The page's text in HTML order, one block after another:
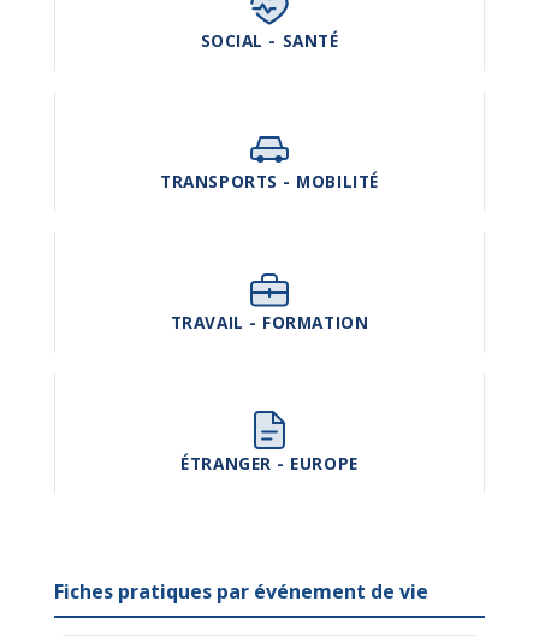
SOCIAL - SANTÉ
TRANSPORTS - MOBILITÉ
TRAVAIL - FORMATION
ÉTRANGER - EUROPE
Fiches pratiques par événement de vie